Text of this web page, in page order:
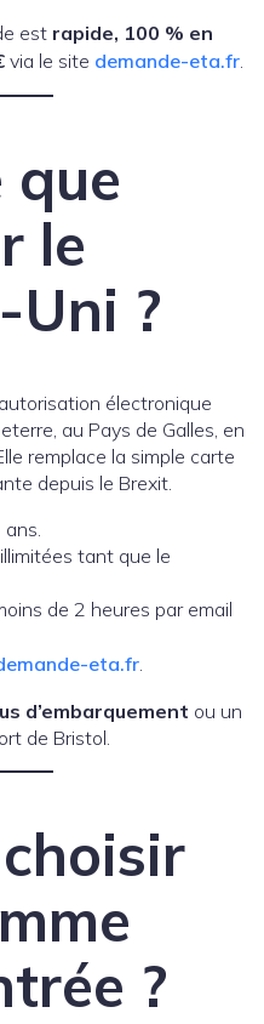
est rapide, 100 % en
via le site demande-eta.fr
que
le
Uni ?
électronique
au Pays de Galles, en
remplace la simple carte
depuis le Brexit.
ans.
tant que le
de 2 heures par email
eta.fr.
d’embarquement ou un
de Bristol.
?